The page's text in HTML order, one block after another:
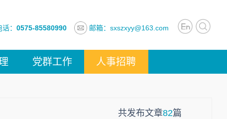
： 0575-85580990 邮箱：sxszxyy@163.com
党群工作 人事招聘
共发布文章82篇